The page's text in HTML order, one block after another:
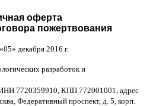
оферта
пожертвования
«05» декабря 2016 г.
разработок и
7720359910, КПП 772001001, адрес
Федеративный проспект, д . 5, корп